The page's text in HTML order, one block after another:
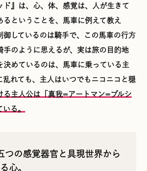
ド』は、心、体、感覚は、人が生きて
るということを、馬車に例えて教え
御しているのは騎手で、この馬車の行方
手のように思えるが、実は旅の目的地
決めているのは、馬車に乗っている主
乱れても、主人はいつでもニコニコと穏
る主人公は「真我=アートマン=プルシ
る。
つの感覚器官と具現世界から
心。